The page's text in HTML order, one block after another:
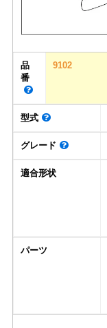
品
番
9102
型式
グレード
適合形状
パーツ